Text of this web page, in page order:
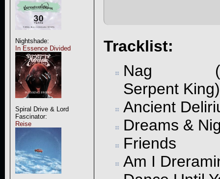
Nightshade:
In Essence Divided
Spiral Drive & Lord
Fascinator:
Reise
Tracklist:
Nag
Serpent King)
Ancient
Dreams &
Friends
Am I